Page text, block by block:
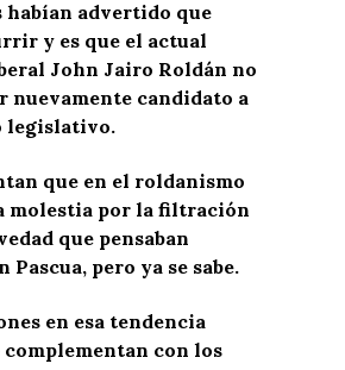
habían advertido que
y es que el actual
John Jairo Roldán no
nuevamente candidato a
legislativo.
que en el roldanismo
molestia por la filtración
que pensaban
Pascua, pero ya se sabe.
en esa tendencia
con los